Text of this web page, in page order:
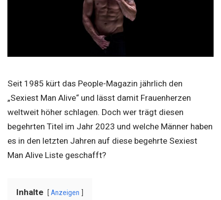
Seit 1985 kürt das People-Magazin jährlich den
„Sexiest Man Alive“ und lässt damit Frauenherzen
weltweit höher schlagen. Doch wer trägt diesen
begehrten Titel im Jahr 2023 und welche Männer haben
es in den letzten Jahren auf diese begehrte Sexiest
Man Alive Liste geschafft?
Inhalte Anzeigen